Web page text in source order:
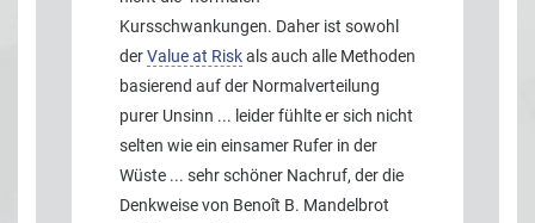
Kursschwankungen. Daher ist sowohl
derValue at Riskals auch alle Methoden
basierend auf der Normalverteilung
purer Unsinn ... leider fühlte er sich nicht
selten wie ein einsamer Rufer in der
Wüste ... sehr schöner Nachruf, der die
Denkweise von Benoît B. Mandelbrot